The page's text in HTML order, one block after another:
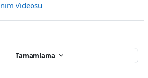
Videosu
Tamamlama